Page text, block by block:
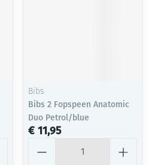
Bibs
Bibs 2 Fopspeen Anatomic
Duo Petrol/blue
€ 11,95